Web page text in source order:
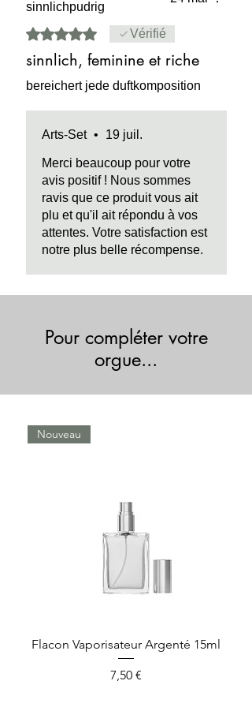
MISE EN GARDE:
pour la peau en utilisation pure. Peut
SÉCURITÉ:ne contient aucun
- Diisononyl phthalate (DINP) -
phthalate (DnOP).
sinnlichpudrig
Noté 5 sur 5. Vérifié
sinnlich, feminine et riche
bereichert jede duftkomposition
Arts-Set • 19 juil.
Merci beaucoup pour votre
avis positif ! Nous sommes
ravis que ce produit vous ait
plu et qu'il ait répondu à vos
attentes. Votre satisfaction est
notre plus belle récompense.
Pour compléter votre
orgue...
Nouveau
Flacon Vaporisateur Argenté 15ml
Prix
7,50 €